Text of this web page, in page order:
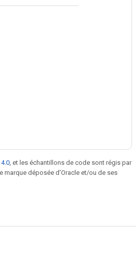
, et les échantillons de code sont régis par
marque déposée d'Oracle et/ou de ses